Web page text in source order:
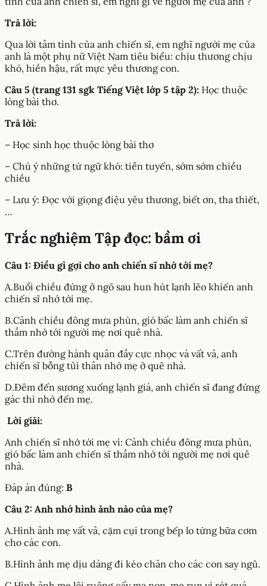
Trả lời:
Qua lời tâm tình của anh chiến sĩ, em nghĩ người mẹ của
anh là một phụ nữ Việt Nam tiêu biểu: chịu thương chịu
khó, hiền hậu, rất mực yêu thương con.
Câu 5 (trang 131 sgk Tiếng Việt lớp 5 tập 2): Học thuộc
lòng bài thơ.
Trả lời:
– Học sinh học thuộc lòng bài thơ
– Chú ý những từ ngữ khó: tiền tuyến, sớm sớm chiều
chiều
– Lưu ý: Đọc với giọng điệu yêu thương, biết ơn, tha thiết,
…
Trắc nghiệm Tập đọc: bầm ơi
Câu 1: Điều gì gợi cho anh chiến sĩ nhớ tới mẹ?
A.Buổi chiều đứng ở ngõ sau hun hút lạnh lẽo khiến anh
chiến sĩ nhớ tới mẹ.
B.Cảnh chiều đông mưa phùn, gió bấc làm anh chiến sĩ
thầm nhớ tới người mẹ nơi quê nhà.
C.Trên đường hành quân đầy cực nhọc và vất vả, anh
chiến sĩ bỗng tủi thân nhớ mẹ ở quê nhà.
D.Đêm đến sương xuống lạnh giá, anh chiến sĩ đang đứng
gác thì nhớ đến mẹ.
Lời giải:
Anh chiến sĩ nhớ tới mẹ vì: Cảnh chiều đông mưa phùn,
gió bấc làm anh chiến sĩ thầm nhớ tới người mẹ nơi quê
nhà.
Đáp án đúng: B
Câu 2: Anh nhớ hình ảnh nào của mẹ?
A.Hình ảnh mẹ vất vả, cặm cụi trong bếp lo từng bữa cơm
cho các con.
B.Hình ảnh mẹ dịu dàng đi kéo chăn cho các con say ngủ.